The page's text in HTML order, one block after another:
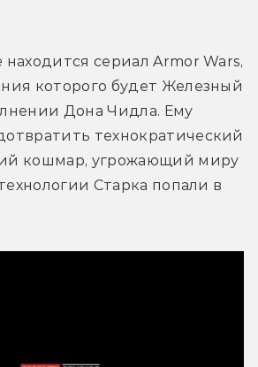
находится сериал Armor Wars,
которого будет Железный
Дона Чидла. Ему
технократический
кошмар, угрожающий миру
Старка попали в